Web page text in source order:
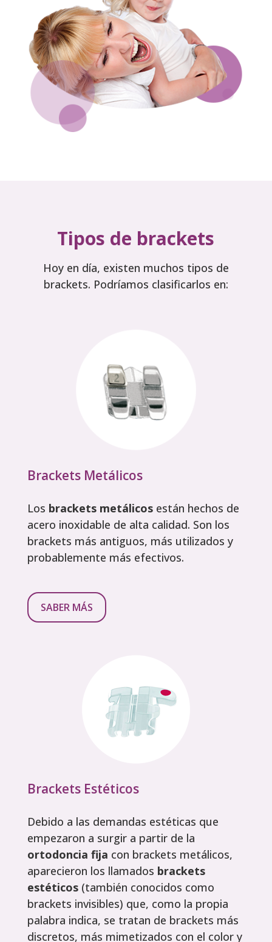
Tipos de brackets
Hoy en día, existen muchos tipos de
brackets. Podríamos clasificarlos en:
Brackets Metálicos
Los brackets metálicosestán hechos de
acero inoxidable de alta calidad. Son los
brackets más antiguos, más utilizados y
probablemente más efectivos.
SABER MÁS
Brackets Estéticos
Debido a las demandas estéticas que
empezaron a surgir a partir de la
ortodoncia fija con brackets metálicos,
aparecieron los llamados brackets
estéticos(también conocidos como
brackets invisibles) que, como la propia
palabra indica, se tratan de brackets más
discretos, más mimetizados con el color y